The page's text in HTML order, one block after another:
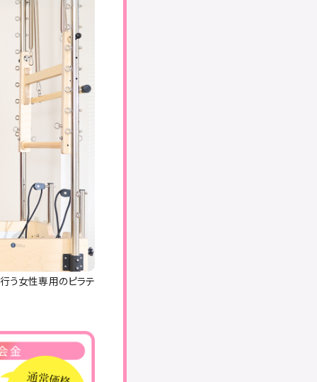
う女性専用のピラテ